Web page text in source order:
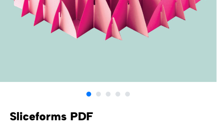
Sliceforms PDF